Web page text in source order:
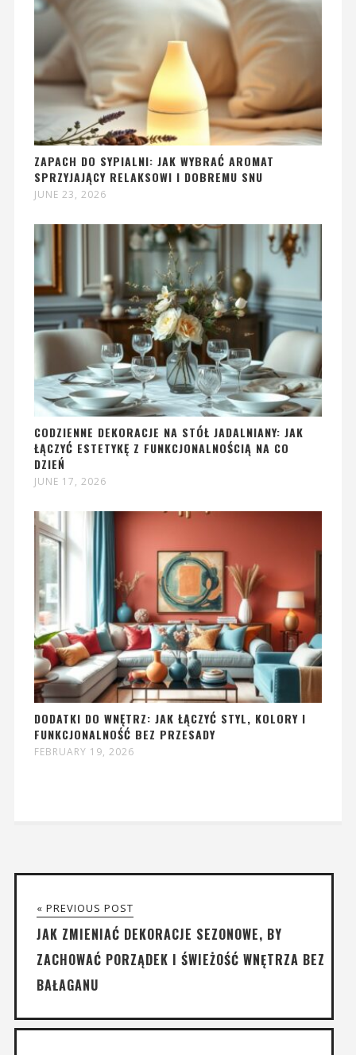
ZAPACH DO SYPIALNI: JAK WYBRAĆ AROMAT
SPRZYJAJĄCY RELAKSOWI I DOBREMU SNU
JUNE 23, 2026
CODZIENNE DEKORACJE NA STÓŁ JADALNIANY: JAK
ŁĄCZYĆ ESTETYKĘ Z FUNKCJONALNOŚCIĄ NA CO
DZIEŃ
JUNE 17, 2026
DODATKI DO WNĘTRZ: JAK ŁĄCZYĆ STYL, KOLORY I
FUNKCJONALNOŚĆ BEZ PRZESADY
FEBRUARY 19, 2026
« PREVIOUS POST
JAK ZMIENIAĆ DEKORACJE SEZONOWE, BY
ZACHOWAĆ PORZĄDEK I ŚWIEŻOŚĆ WNĘTRZA BEZ
BAŁAGANU